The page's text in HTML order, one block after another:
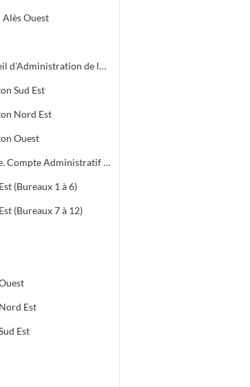
Ouest
Société de Secours : Elections du Conseil d'Administration de la Société groupe sud des Houillères du Bassin des Cévennes (H.B.C.)
Sud Est
Nord Est
Ouest
Budget primitif. Budget supplémentaire. Compte Administratif (C.A.). Annexes au budget
(Bureaux 1 à 6)
(Bureaux 7 à 12)
Est
Est